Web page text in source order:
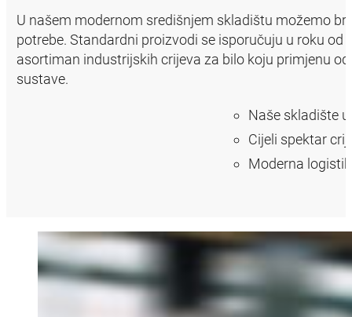
U našem modernom središnjem skladištu možemo
potrebe. Standardni proizvodi se isporučuju u roku
asortiman industrijskih crijeva za bilo koju primjenu
sustave.
Naše skladište
Cijeli spektar
Moderna